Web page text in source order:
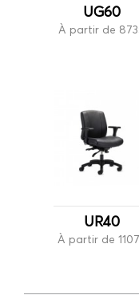
UG60
À partir de
UR40
À partir de